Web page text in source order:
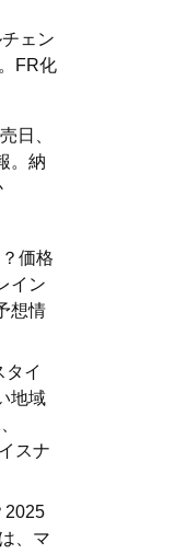
ェン
FR化
日、
。納
価格
イン
想情
タイ
地域
スナ
2025
、マ